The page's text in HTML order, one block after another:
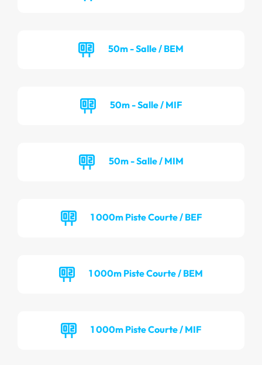
50m - Salle / BEM
50m - Salle / MIF
50m - Salle / MIM
1 000m Piste Courte / BEF
1 000m Piste Courte / BEM
1 000m Piste Courte / MIF